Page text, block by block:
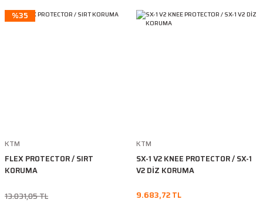
%35
KTM
FLEX PROTECTOR / SIRT
KORUMA
13.031,05 TL
KTM
SX-1 V2 KNEE PROTECTOR / SX-1
V2 DİZ KORUMA
9.683,72 TL